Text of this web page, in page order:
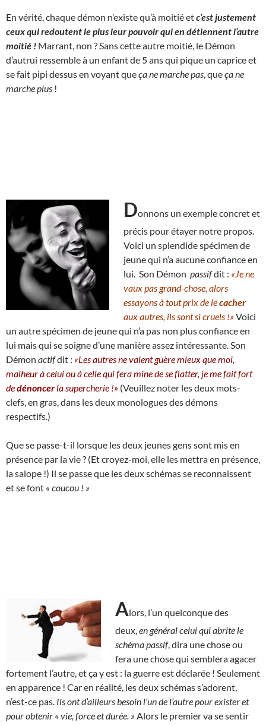
En vérité, chaque démon n’existe qu’à moitié etc’est justement
ceux qui redoutent le plus leur pouvoir qui en détiennent l’autre
moitié ! Marrant, non ? Sans cette autre moitié, le Démon
d’autrui ressemble à un enfant de 5 ans qui pique un caprice et
se fait pipi dessus en voyant queça ne marche pas , queça ne
marche plus !
Donnons un exemple concret et
précis pour étayer notre propos.
Voici un splendide spécimen de
jeune qui n’a aucune confiance en
lui. Son Démon passifdit : «Je ne
vaux pas grand-chose, alors
essayons à tout prix de lecacher
aux autres, ils sont si cruels !» Voici
un autre spécimen de jeune qui n’a pas non plus confiance en
lui mais qui se soigne d’une manière assez intéressante. Son
Démon actifdit : «Les autres ne valent guère mieux que moi,
malheur à celui ou à celle qui fera mine de se flatter, je me fait fort
dedénoncer la supercherie !» (Veuillez noter les deux mots-
clefs, en gras, dans les deux monologues des démons
respectifs.)
Que se passe-t-il lorsque les deux jeunes gens sont mis en
présence par la vie ? (Et croyez-moi, elle les mettra en présence,
la salope !) Il se passe que les deux schémas se reconnaissent
et se font « coucou ! »
Alors, l’un quelconque des
deux, en général celui qui abrite le
schéma passif, dira une chose ou
fera une chose qui semblera agacer
fortement l’autre, et ça y est : la guerre est déclarée ! Seulement
en apparence ! Car en réalité, les deux schémas s’adorent,
n’est-ce pas. Ils ont d’ailleurs besoin l’un de l’autre pour exister et
pour obtenir « vie, force et durée. » Alors le premier va se sentir